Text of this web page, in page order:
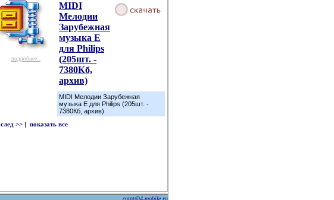
подробнее...
MIDI
Мелодии
Зарубежная
музыка E
для Philips
(205шт. -
7380Кб,
архив)
MIDI Мелодии Зарубежная
музыка E для Philips (205шт. -
7380Кб, архив)
след >>| показать все
cntnt@4-mobile.ru